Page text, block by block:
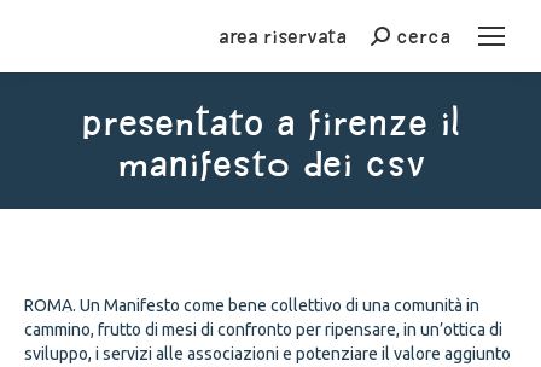
Area riservata Cercacerca
presentato a firenze il
manifesto dei csv
ROMA. Un Manifesto come bene collettivo di una comunità in
cammino, frutto di mesi di confronto per ripensare, in un’ottica di
sviluppo, i servizi alle associazioni e potenziare il valore aggiunto